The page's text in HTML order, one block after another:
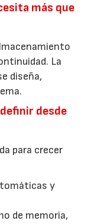
más que
La
diseña,
desde
para crecer
y
de memoria,